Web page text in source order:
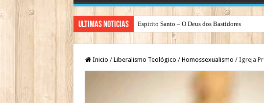
Ultimas Noticias Espirito Santo – O Deus dos Bastidores
Inicio / Liberalismo Teológico / Homossexualismo / Igreja